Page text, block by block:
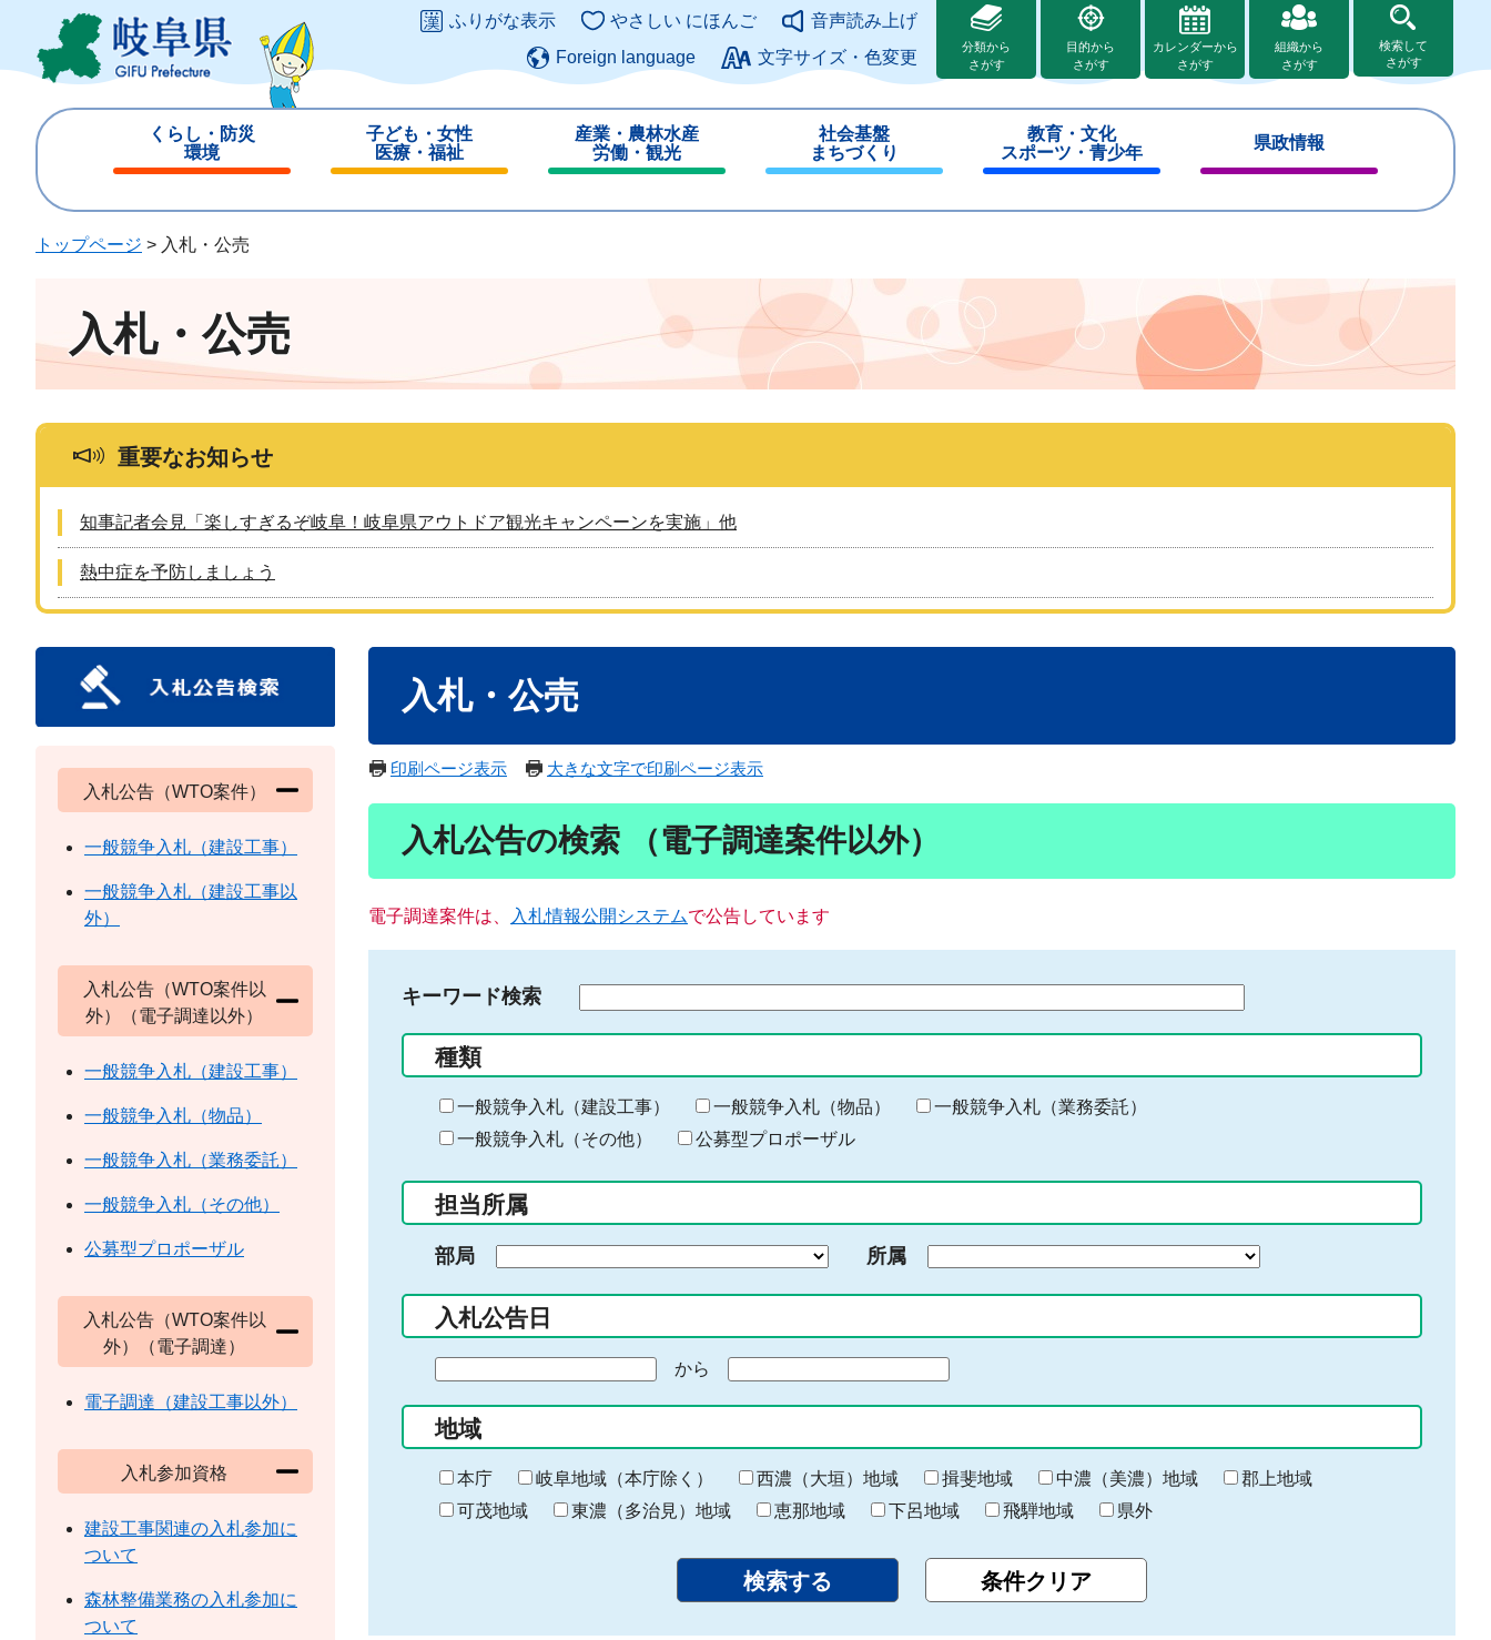
ジ
ュ
このページの本文へ
ふりがな表示 やさしい にほんご
音声読み上げ
Foreign language
文字サイズ・色変更
分類から
さがす
目的から
さがす
カレンダーから
さがす
組織から
さがす
検索して
さがす
くらし・防災
環境
じ
子ども・女性
医療・福祉
じ
産業・農林水産
労働・観光
じ
社会基盤
まちづくり
じ
教育・文化
スポーツ・青少年
じ
県政情報
じ
トップページ > 入札・公売
入札・公売
重要なお知らせ
知事記者会見「楽しすぎるぞ岐阜！岐阜県アウトドア観光キャンペーンを実施」他
熱中症を予防しましょう
入札・公売
印刷ページ表示 大きな文字で印刷ページ表示
入札公告の検索 （電子調達案件以外）
電子調達案件は、 入札情報公開システムで公告しています
キーワード検索
る
キ
ー
ー
入
力
種類
一般競争入札（建設工事） 一般競争入札（物品）
一般競争入札（業務委託）
一般競争入札（その他）
公募型プロポーザル
担当所属
部局 所属
入札公告日
の
始
ま
り
から
終
わ
り
地域
本庁 岐阜地域（本庁除く） 西濃（大垣）地域 揖斐地域 中濃（美濃）地域
郡上地域
可茂地域
東濃（多治見）地域 恵那地域 下呂地域 飛騨地域 県外
入札公告（WTO案件）
一般競争入札（建設工事）
一般競争入札（建設工事以
外）
入札公告（WTO案件以
外）（電子調達以外）
一般競争入札（建設工事）
一般競争入札（物品）
一般競争入札（業務委託）
一般競争入札（その他）
公募型プロポーザル
入札公告（WTO案件以
外）（電子調達）
電子調達（建設工事以外）
入札参加資格
建設工事関連の入札参加に
ついて
森林整備業務の入札参加に
ついて